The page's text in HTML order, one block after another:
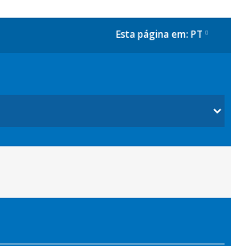
Esta página em: PT